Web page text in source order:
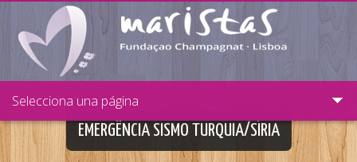
Passar para o conteúdo principal
Selecciona una página
EMERGÊNCIA SISMO TURQUIA/SÍRIA